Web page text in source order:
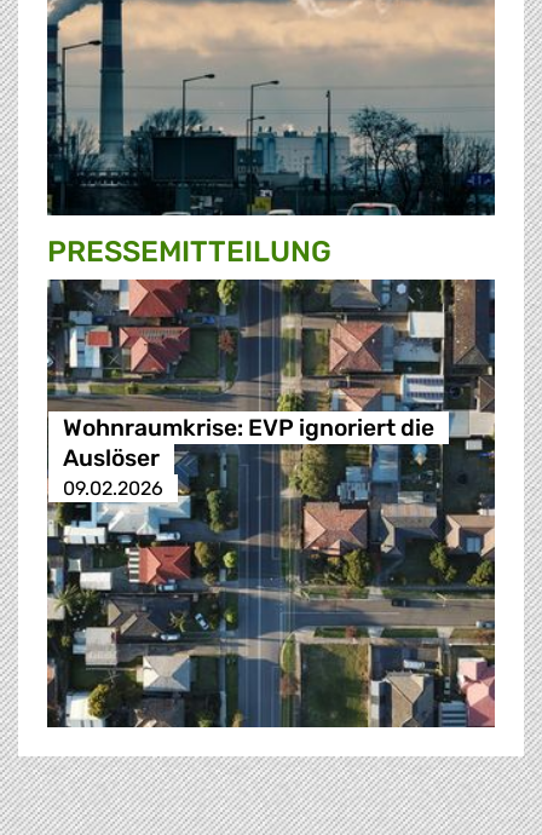
PRESSE­MITTEILUNG
Wohnraumkrise: EVP ignoriert die
Auslöser
09.02.2026